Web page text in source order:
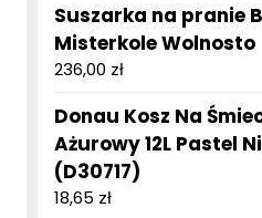
Suszarka na pranie
Misterkole Wolnosto
236,00 zł
Donau Kosz Na
Ażurowy 12L Pastel
(D30717)
18,65 zł